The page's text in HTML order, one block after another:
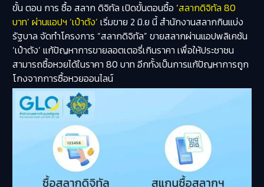
ขั้น ตอน การ ซื้อ สลาก ดิจิทัล เปิดขั้นตอนซื้อ ‘สลากดิจิทัล 80
บาท’ ผ่านแอปฯ ‘เป๋าตัง’ เริ่มขาย 2 มิ.ย นี้สำนักงานสลากกินแบ่ง
รัฐบาล จัดทำโครงการ “สลากดิจิทัล” ขายสลากผ่านแอปพลิเคชัน
‘เป๋าตัง’ แก้ปัญหาการขายลอตเตอรี่เกินราคา เพื่อให้ประชาชน
สามารถซื้อหวยได้ในราคา 80 บาท อีกทั้งเป็นการแก้ปัญหาการถูก
โกงจากการซื้อหวยออนไลน์